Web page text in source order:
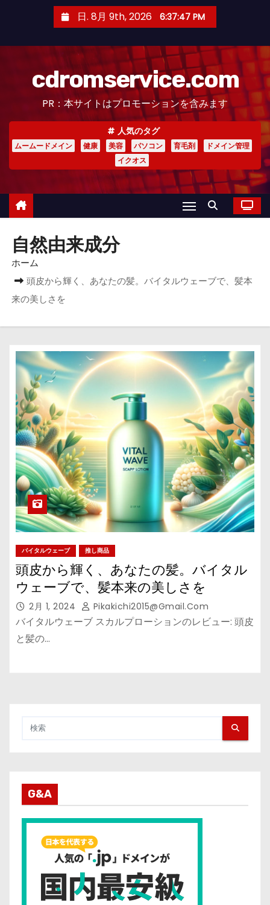
日. 8月 9th, 2026 6:37:47 PM
cdromservice.com
PR：本サイトはプロモーションを含みます
人気のタグ
ムームードメイン 健康 美容 パソコン 育毛剤
ドメイン管理
イクオス
自然由来成分
ホーム
頭皮から輝く、あなたの髪。バイタルウェーブで、髪本
来の美しさを
バイタルウェーブ 推し商品
頭皮から輝く、あなたの髪。バイタル
ウェーブで、髪本来の美しさを
2月 1, 2024 Pikakichi2015@gmail.com
バイタルウェーブ スカルプローションのレビュー: 頭皮
と髪の…
G&A